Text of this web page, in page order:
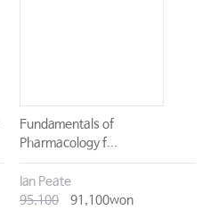
Fundamentals of
Pharmacology f...
Ian Peate
95,100
91,100won